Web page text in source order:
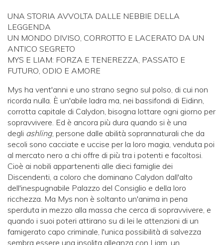
UNA STORIA AVVOLTA DALLE NEBBIE DELLA
LEGGENDA
UN MONDO DIVISO, CORROTTO E LACERATO DA UN
ANTICO SEGRETO
MYS E LIAM: FORZA E TENEREZZA, PASSATO E
FUTURO, ODIO E AMORE
Mys ha vent'anni e uno strano segno sul polso, di cui non
ricorda nulla. È un'abile ladra ma, nei bassifondi di Eidinn,
corrotta capitale di Calydon, bisogna lottare ogni giorno per
sopravvivere. Ed è ancora più dura quando si è una
degli ashling , persone dalle abilità soprannaturali che da
secoli sono cacciate e uccise per la loro magia, venduta poi
al mercato nero a chi offre di più tra i potenti e facoltosi.
Cioè ai nobili appartenenti alle dieci famiglie dei
Discendenti, a coloro che dominano Calydon dall'alto
dell'inespugnabile Palazzo del Consiglio e della loro
ricchezza. Ma Mys non è soltanto un'anima in pena
sperduta in mezzo alla massa che cerca di sopravvivere, e
quando i suoi poteri attirano su di lei le attenzioni di un
famigerato capo criminale, l'unica possibilità di salvezza
sembra essere una insolita alleanza con Liam, un